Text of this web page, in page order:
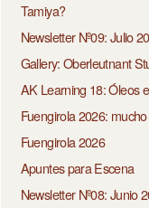
Tamiya?
Newsletter Nº09: Julio
Gallery: Oberleutnant
AK Learning 18: Óleos
Fuengirola 2026:
Fuengirola 2026
Apuntes para Escena
Newsletter Nº08: Junio